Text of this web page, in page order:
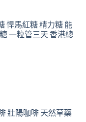
悍馬紅糖 精力糖 能
一粒管三天 香港總
壯陽咖啡 天然草藥